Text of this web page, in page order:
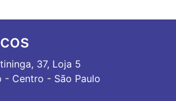
37, Loja 5
- Centro - São Paulo